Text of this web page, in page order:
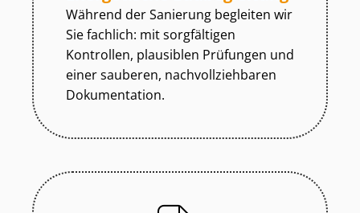
Während der Sanierung begleiten wir
Sie fachlich: mit sorgfältigen
Kontrollen, plausiblen Prüfungen und
einer sauberen, nach­voll­zieh­ba­ren
Dokumentation.